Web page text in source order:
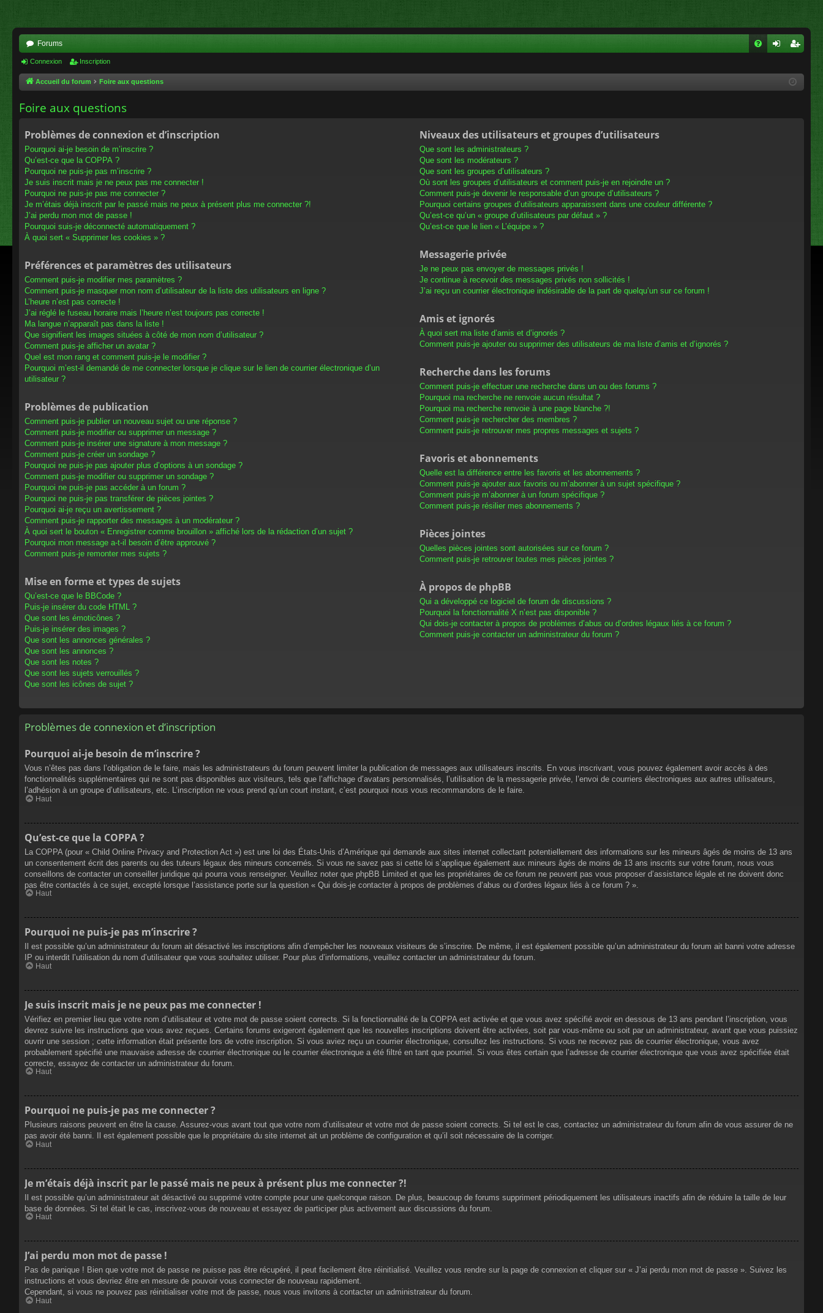
Forums
cri
Connexion Inscription
Accueil du forum Foire aux questions
Foire aux questions
Problèmes de connexion et d’inscription
Pourquoi ai-je besoin de m’inscrire ?
Qu’est-ce que la COPPA ?
Pourquoi ne puis-je pas m’inscrire ?
Je suis inscrit mais je ne peux pas me connecter !
Pourquoi ne puis-je pas me connecter ?
Je m’étais déjà inscrit par le passé mais ne peux à présent plus me connecter ?!
J’ai perdu mon mot de passe !
Pourquoi suis-je déconnecté automatiquement ?
À quoi sert « Supprimer les cookies » ?
Préférences et paramètres des utilisateurs
Comment puis-je modifier mes paramètres ?
Comment puis-je masquer mon nom d’utilisateur de la liste des utilisateurs en ligne ?
L’heure n’est pas correcte !
J’ai réglé le fuseau horaire mais l’heure n’est toujours pas correcte !
Ma langue n’apparaît pas dans la liste !
Que signifient les images situées à côté de mon nom d’utilisateur ?
Comment puis-je afficher un avatar ?
Quel est mon rang et comment puis-je le modifier ?
Pourquoi m’est-il demandé de me connecter lorsque je clique sur le lien de courrier électronique d’un
utilisateur ?
Problèmes de publication
Comment puis-je publier un nouveau sujet ou une réponse ?
Comment puis-je modifier ou supprimer un message ?
Comment puis-je insérer une signature à mon message ?
Comment puis-je créer un sondage ?
Pourquoi ne puis-je pas ajouter plus d’options à un sondage ?
Comment puis-je modifier ou supprimer un sondage ?
Pourquoi ne puis-je pas accéder à un forum ?
Pourquoi ne puis-je pas transférer de pièces jointes ?
Pourquoi ai-je reçu un avertissement ?
Comment puis-je rapporter des messages à un modérateur ?
À quoi sert le bouton « Enregistrer comme brouillon » affiché lors de la rédaction d’un sujet ?
Pourquoi mon message a-t-il besoin d’être approuvé ?
Comment puis-je remonter mes sujets ?
Mise en forme et types de sujets
Qu’est-ce que le BBCode ?
Puis-je insérer du code HTML ?
Que sont les émoticônes ?
Puis-je insérer des images ?
Que sont les annonces générales ?
Que sont les annonces ?
Que sont les notes ?
Que sont les sujets verrouillés ?
Que sont les icônes de sujet ?
Niveaux des utilisateurs et groupes d’utilisateurs
Que sont les administrateurs ?
Que sont les modérateurs ?
Que sont les groupes d’utilisateurs ?
Où sont les groupes d’utilisateurs et comment puis-je en rejoindre un ?
Comment puis-je devenir le responsable d’un groupe d’utilisateurs ?
Pourquoi certains groupes d’utilisateurs apparaissent dans une couleur différente ?
Qu’est-ce qu’un « groupe d’utilisateurs par défaut » ?
Qu’est-ce que le lien « L’équipe » ?
Messagerie privée
Je ne peux pas envoyer de messages privés !
Je continue à recevoir des messages privés non sollicités !
J’ai reçu un courrier électronique indésirable de la part de quelqu’un sur ce forum !
Amis et ignorés
À quoi sert ma liste d’amis et d’ignorés ?
Comment puis-je ajouter ou supprimer des utilisateurs de ma liste d’amis et d’ignorés ?
Recherche dans les forums
Comment puis-je effectuer une recherche dans un ou des forums ?
Pourquoi ma recherche ne renvoie aucun résultat ?
Pourquoi ma recherche renvoie à une page blanche ?!
Comment puis-je rechercher des membres ?
Comment puis-je retrouver mes propres messages et sujets ?
Favoris et abonnements
Quelle est la différence entre les favoris et les abonnements ?
Comment puis-je ajouter aux favoris ou m’abonner à un sujet spécifique ?
Comment puis-je m’abonner à un forum spécifique ?
Comment puis-je résilier mes abonnements ?
Pièces jointes
Quelles pièces jointes sont autorisées sur ce forum ?
Comment puis-je retrouver toutes mes pièces jointes ?
À propos de phpBB
Qui a développé ce logiciel de forum de discussions ?
Pourquoi la fonctionnalité X n’est pas disponible ?
Qui dois-je contacter à propos de problèmes d’abus ou d’ordres légaux liés à ce forum ?
Comment puis-je contacter un administrateur du forum ?
Problèmes de connexion et d’inscription
Pourquoi ai-je besoin de m’inscrire ?
Vous n’êtes pas dans l’obligation de le faire, mais les administrateurs du forum peuvent limiter la publication de messages aux utilisateurs inscrits. En vous inscrivant, vous pouvez également avoir accès à des
fonctionnalités supplémentaires qui ne sont pas disponibles aux visiteurs, tels que l’affichage d’avatars personnalisés, l’utilisation de la messagerie privée, l’envoi de courriers électroniques aux autres utilisateurs,
l’adhésion à un groupe d’utilisateurs, etc. L’inscription ne vous prend qu’un court instant, c’est pourquoi nous vous recommandons de le faire.
Haut
Qu’est-ce que la COPPA ?
La COPPA (pour « Child Online Privacy and Protection Act ») est une loi des États-Unis d’Amérique qui demande aux sites internet collectant potentiellement des informations sur les mineurs âgés de moins de 13 ans
un consentement écrit des parents ou des tuteurs légaux des mineurs concernés. Si vous ne savez pas si cette loi s’applique également aux mineurs âgés de moins de 13 ans inscrits sur votre forum, nous vous
conseillons de contacter un conseiller juridique qui pourra vous renseigner. Veuillez noter que phpBB Limited et que les propriétaires de ce forum ne peuvent pas vous proposer d’assistance légale et ne doivent donc
pas être contactés à ce sujet, excepté lorsque l’assistance porte sur la question « Qui dois-je contacter à propos de problèmes d’abus ou d’ordres légaux liés à ce forum ? ».
Haut
Pourquoi ne puis-je pas m’inscrire ?
Il est possible qu’un administrateur du forum ait désactivé les inscriptions afin d’empêcher les nouveaux visiteurs de s’inscrire. De même, il est également possible qu’un administrateur du forum ait banni votre adresse
IP ou interdit l’utilisation du nom d’utilisateur que vous souhaitez utiliser. Pour plus d’informations, veuillez contacter un administrateur du forum.
Haut
Je suis inscrit mais je ne peux pas me connecter !
Vérifiez en premier lieu que votre nom d’utilisateur et votre mot de passe soient corrects. Si la fonctionnalité de la COPPA est activée et que vous avez spécifié avoir en dessous de 13 ans pendant l’inscription, vous
devrez suivre les instructions que vous avez reçues. Certains forums exigeront également que les nouvelles inscriptions doivent être activées, soit par vous-même ou soit par un administrateur, avant que vous puissiez
ouvrir une session ; cette information était présente lors de votre inscription. Si vous aviez reçu un courrier électronique, consultez les instructions. Si vous ne recevez pas de courrier électronique, vous avez
probablement spécifié une mauvaise adresse de courrier électronique ou le courrier électronique a été filtré en tant que pourriel. Si vous êtes certain que l’adresse de courrier électronique que vous avez spécifiée était
correcte, essayez de contacter un administrateur du forum.
Haut
Pourquoi ne puis-je pas me connecter ?
Plusieurs raisons peuvent en être la cause. Assurez-vous avant tout que votre nom d’utilisateur et votre mot de passe soient corrects. Si tel est le cas, contactez un administrateur du forum afin de vous assurer de ne
pas avoir été banni. Il est également possible que le propriétaire du site internet ait un problème de configuration et qu’il soit nécessaire de la corriger.
Haut
Je m’étais déjà inscrit par le passé mais ne peux à présent plus me connecter ?!
Il est possible qu’un administrateur ait désactivé ou supprimé votre compte pour une quelconque raison. De plus, beaucoup de forums suppriment périodiquement les utilisateurs inactifs afin de réduire la taille de leur
base de données. Si tel était le cas, inscrivez-vous de nouveau et essayez de participer plus activement aux discussions du forum.
Haut
J’ai perdu mon mot de passe !
Pas de panique ! Bien que votre mot de passe ne puisse pas être récupéré, il peut facilement être réinitialisé. Veuillez vous rendre sur la page de connexion et cliquer sur « J’ai perdu mon mot de passe ». Suivez les
instructions et vous devriez être en mesure de pouvoir vous connecter de nouveau rapidement.
Cependant, si vous ne pouvez pas réinitialiser votre mot de passe, nous vous invitons à contacter un administrateur du forum.
Haut